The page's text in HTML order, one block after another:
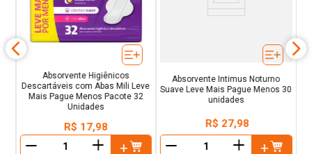
Absorvente Higiênicos
Descartáveis com Abas Mili Leve
Mais Pague Menos Pacote 32
Unidades
R$ 17,98
＋
Absorvente Intimus Noturno
Suave Leve Mais Pague Menos 30
unidades
R$ 27,98
＋